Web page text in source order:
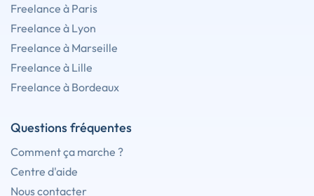
Freelance à Paris
Freelance à Lyon
Freelance à Marseille
Freelance à Lille
Freelance à Bordeaux
Questions fréquentes
Comment ça marche ?
Centre d'aide
Nous contacter